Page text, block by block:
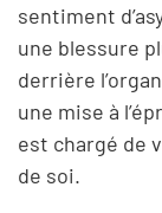
sentiment
une blessure
derrière
une mise à
est chargé de
de soi.